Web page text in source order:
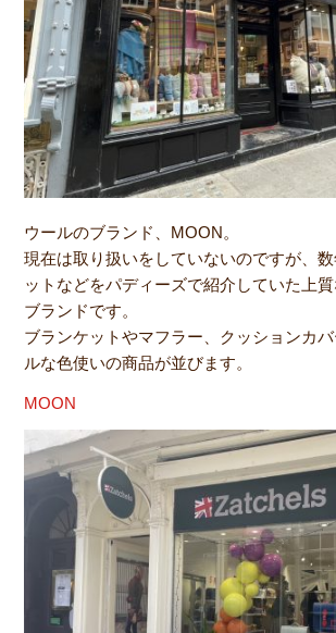
ウールのブランド、MOON。
現在は取り扱いをしていないのですが、
ットなどをパディーズで紹介していた上
ブランドです。
ブランケットやマフラー、クッションカ
ルな色使いの商品が並びます。
MOON